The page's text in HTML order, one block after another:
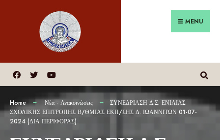
MENU
Home Νέα - Ανακοινώσεις
ΣΥΝΕΔΡΙΑΣΗ Δ.Σ. ΕΝΙΑΙΑΣ
ΣΧΟΛΙΚΗΣ ΕΠΙΤΡΟΠΗΣ Β/ΘΜΙΑΣ ΕΚΠ/ΣΗΣ Δ. ΙΩΑΝΝΙΤΩΝ 01-07-
2024 (ΔΙΑ ΠΕΡΙΦΟΡΑΣ)